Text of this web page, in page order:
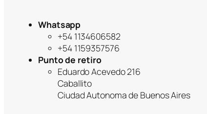
Whatsapp
+54 1134606582
+54 1159357576
Punto de retiro
Eduardo Acevedo 216
Caballito
Ciudad Autonoma de Buenos Aires